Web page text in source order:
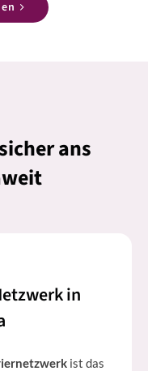
ans
in
ist das